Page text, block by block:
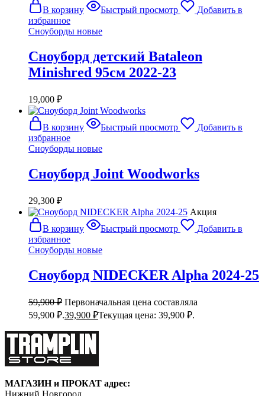
В корзину Быстрый просмотр
Добавить в
избранное
Сноуборды новые
Сноуборд детский Bataleon
Minishred 95см 2022-23
19,000 ₽
В корзину Быстрый просмотр
Добавить в
избранное
Сноуборды новые
Сноуборд Joint Woodworks
29,300 ₽
Акция
В корзину
Быстрый просмотр
Добавить в
избранное
Сноуборды новые
Сноуборд NIDECKER Alpha 2024-25
59,900₽ Первоначальная цена составляла
59,900 ₽.39,900 ₽Текущая цена: 39,900 ₽.
МАГАЗИН и ПРОКАТ адрес:
Нижний Новгород,